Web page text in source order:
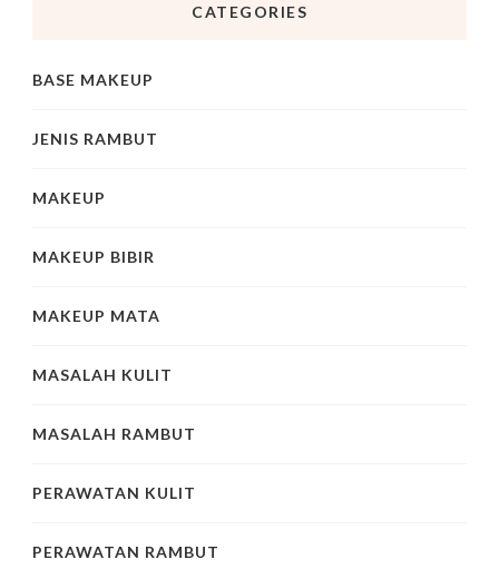
CATEGORIES
BASE MAKEUP
JENIS RAMBUT
MAKEUP
MAKEUP BIBIR
MAKEUP MATA
MASALAH KULIT
MASALAH RAMBUT
PERAWATAN KULIT
PERAWATAN RAMBUT